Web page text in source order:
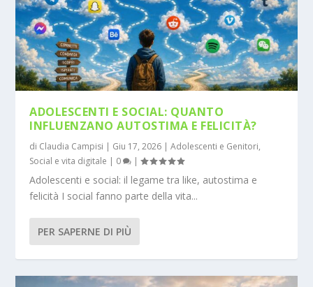
ADOLESCENTI E SOCIAL: QUANTO
INFLUENZANO AUTOSTIMA E FELICITÀ?
di Claudia Campisi | Giu 17, 2026 |Adolescenti e Genitori,
Social e vita digitale | 0 |
Adolescenti e social: il legame tra like, autostima e
felicità I social fanno parte della vita...
PER SAPERNE DI PIÙ